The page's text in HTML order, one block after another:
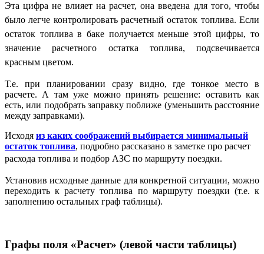
Эта цифра не влияетна расчет, она введена для того, чтобы
было легче контролировать расчетный остаток топлива. Если
остаток топлива в баке получается меньше этой цифры, то
значение расчетного остатка топлива, подсвечивается
красным цветом.
Т.е. при планировании сразу видно, где тонкое место в
расчете. А там уже можно принять решение: оставить как
есть, или подобрать заправку поближе (уменьшить расстояние
между заправками).
Исходя из каких соображений выбирается минимальный
остаток топлива, подробно рассказано в заметке про расчет
расхода топлива и подбор АЗС по маршруту поездки.
Установив исходные данные для конкретной ситуации, можно
переходить к расчету топлива по маршруту поездки (т.е. к
заполнению остальных граф таблицы).
Графы поля «Расчет» (левой части таблицы)